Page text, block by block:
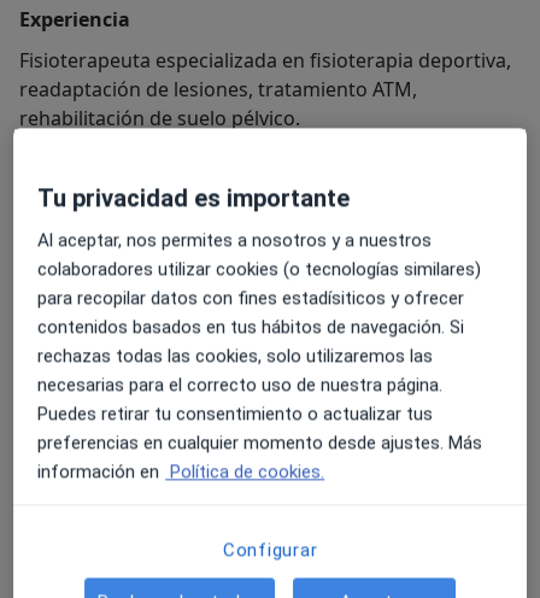
Experiencia
Fisioterapeuta especializada en fisioterapia deportiva,
readaptación de lesiones, tratamiento ATM,
rehabilitación de suelo pélvico.
Fisioterapia de atm
Readapatación deportiva
Fisioterapia invasiva
Fisioterapeuta de suelo pélvico
Principales enfermedades tratadas
Esguinces
Mareo o vértigo de origen cervical
Lesiones deportivas
Dolor cervical Cervicalgia
+18a11y_sr_more_diseases
Tu privacidad es importante
Al aceptar, nos permites a nosotros y a nuestros
colaboradores utilizar cookies (o tecnologías similares)
para recopilar datos con fines estadísiticos y ofrecer
contenidos basados en tus hábitos de navegación. Si
rechazas todas las cookies, solo utilizaremos las
necesarias para el correcto uso de nuestra página.
Puedes retirar tu consentimiento o actualizar tus
preferencias en cualquier momento desde ajustes. Más
información en Política de cookies.
Configurar